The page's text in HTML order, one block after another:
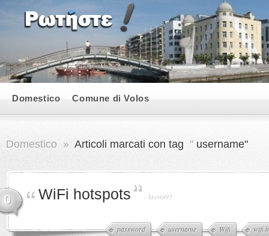
Domestico Comune di Volos
Domestico » Articoli marcati con tag " username"
0 WiFi hotspots - kronti95
password username Wifi wifi